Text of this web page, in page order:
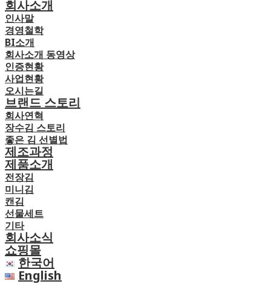
회사소개
인사말
경영철학
BI소개
회사소개 동영상
인증현황
사업현황
오시는길
브랜드 스토리
회사연혁
장수김 스토리
좋은 김 선별법
제조과정
제품소개
전장김
미니김
캔김
선물세트
기타
회사소식
쇼핑몰
한국어
English